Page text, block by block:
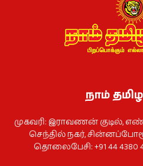
நாம்
முகவரி: இராவணன் குடில்,
செந்தில் நகர்,
தொலைபேசி: +91 44 4380